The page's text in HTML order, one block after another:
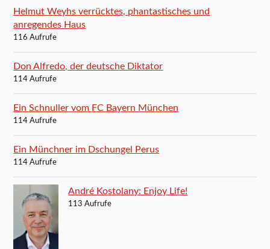
Helmut Weyhs verrücktes, phantastisches und
anregendes Haus
116 Aufrufe
Don Alfredo, der deutsche Diktator
114 Aufrufe
Ein Schnuller vom FC Bayern München
114 Aufrufe
Ein Münchner im Dschungel Perus
114 Aufrufe
André Kostolany: Enjoy Life!
113 Aufrufe